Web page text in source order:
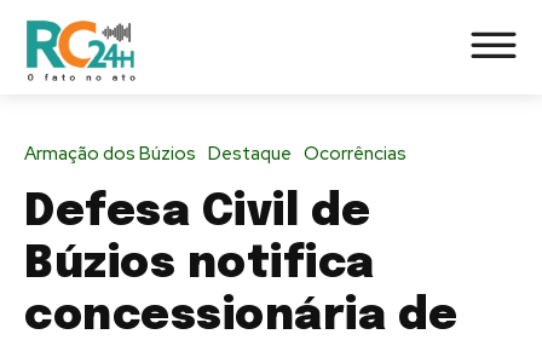
Armação dos Búzios Destaque Ocorrências
Defesa Civil de
Búzios notifica
concessionária de